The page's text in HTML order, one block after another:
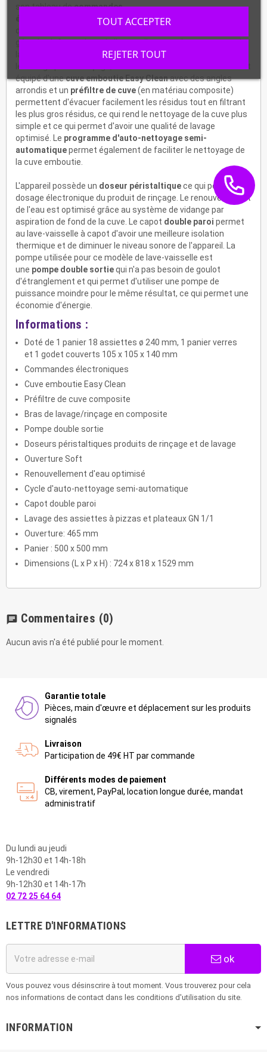
son tableau decommandes
(étanchéité parfaite, tableau de commandes
gérer les informations de l'appareil comme le programme de
lavage sélectionné, la température, l'état du cycle de lavage,
équipé d'unecuve emboutie Easy Cleanavec des angles
arrondis et un préfiltre de cuve(en matériau composite)
permettent d'évacuer facilement les résidus tout en filtrant
les plus gros résidus, ce qui rend le nettoyage de la cuve plus
simple et ce qui permet d'avoir une qualité de lavage
optimisé. Le programme d'auto-nettoyage semi-
automatiquepermet également de faciliter le nettoyage de
la cuve emboutie.
L'appareil possède un doseur péristaltiquece qui permet un
dosage électronique du produit de rinçage. Le renouvellement
de l'eau est optimisé grâce au système de vidange par
aspiration de fond de la cuve. Le capot double paroi permet
au lave-vaisselle à capot d'avoir une meilleure isolation
thermique et de diminuer le niveau sonore de l'appareil. La
pompe utilisée pour ce modèle de lave-vaisselle est
une pompe double sortiequi n'a pas besoin de goulot
d'étranglement et qui permet d'utiliser une pompe de
puissance moindre pour le même résultat, ce qui permet une
économie d'énergie.
Informations :
Doté de 1 panier 18 assiettes ø 240 mm, 1 panier verres
et 1 godet couverts 105 x 105 x 140 mm
Commandes électroniques
Cuve emboutie Easy Clean
Préfiltre de cuve composite
Bras de lavage/rinçage en composite
Pompe double sortie
Doseurs péristaltiques produits de rinçage et de lavage
Ouverture Soft
Renouvellement d'eau optimisé
Cycle d'auto-nettoyage semi-automatique
Capot double paroi
Lavage des assiettes à pizzas et plateaux GN 1/1
Ouverture: 465 mm
Panier : 500 x 500 mm
Dimensions (L x P x H) : 724 x 818 x 1529 mm
chat Commentaires (0)
Aucun avis n'a été publié pour le moment.
Garantie totale
Pièces, main d'œuvre et déplacement sur les produits
signalés
Livraison
Participation de 49€ HT par commande
Différents modes de paiement
CB, virement, PayPal, location longue durée, mandat
administratif
Du lundi au jeudi
9h-12h30 et 14h-18h
Le vendredi
9h-12h30 et 14h-17h
02 72 25 64 64
LETTRE D'INFORMATIONS
ok
Vous pouvez vous désinscrire à tout moment. Vous trouverez pour cela
nos informations de contact dans les conditions d'utilisation du site.
INFORMATION
REJETER TOUT
TOUT ACCEPTER